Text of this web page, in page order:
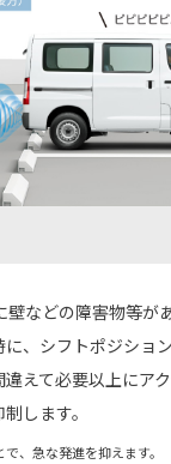
などの障害物等が
、シフトポジショ
えて必要以上にア
します。
で、急な発進を抑えます